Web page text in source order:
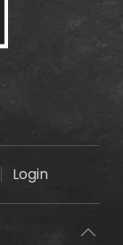
Login